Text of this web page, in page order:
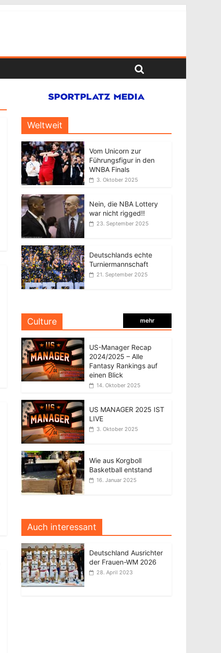
Weltweit
Vom Unicorn zur
Führungsfigur in den
WNBA Finals
3. Oktober 2025
Nein, die NBA Lottery
war nicht rigged!!
23. September 2025
Deutschlands echte
Turniermannschaft
21. September 2025
Culture mehr
US-Manager Recap
2024/2025 – Alle
Fantasy Rankings auf
einen Blick
14. Oktober 2025
US MANAGER 2025 IST
LIVE
3. Oktober 2025
Wie aus Korgboll
Basketball entstand
16. Januar 2025
Auch interessant
Deutschland Ausrichter
der Frauen-WM 2026
28. April 2023